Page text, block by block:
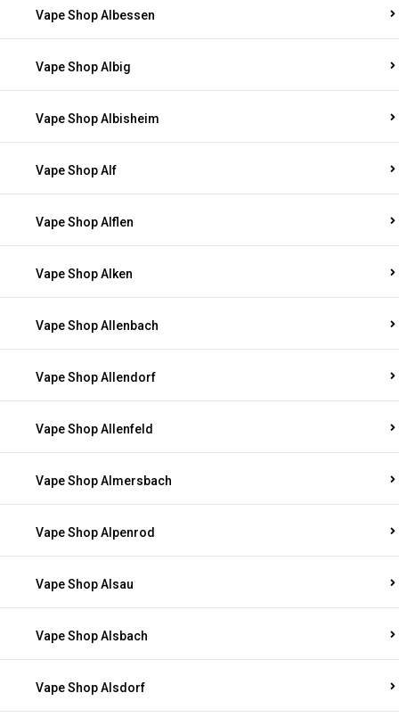
Vape Shop Albessen
Vape Shop Albig
Vape Shop Albisheim
Vape Shop Alf
Vape Shop Alflen
Vape Shop Alken
Vape Shop Allenbach
Vape Shop Allendorf
Vape Shop Allenfeld
Vape Shop Almersbach
Vape Shop Alpenrod
Vape Shop Alsau
Vape Shop Alsbach
Vape Shop Alsdorf